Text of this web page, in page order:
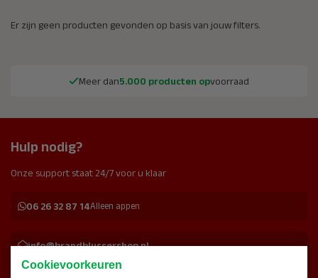
Cookievoorkeuren
Er zijn geen producten gevonden op basis van jouw filters.
Meer dan5.000 producten opvoorraad
Hulp nodig?
Onze support staat 24/7 voor u klaar
06 26 32 87 14Alleen appen
info@brandblussershop.nl